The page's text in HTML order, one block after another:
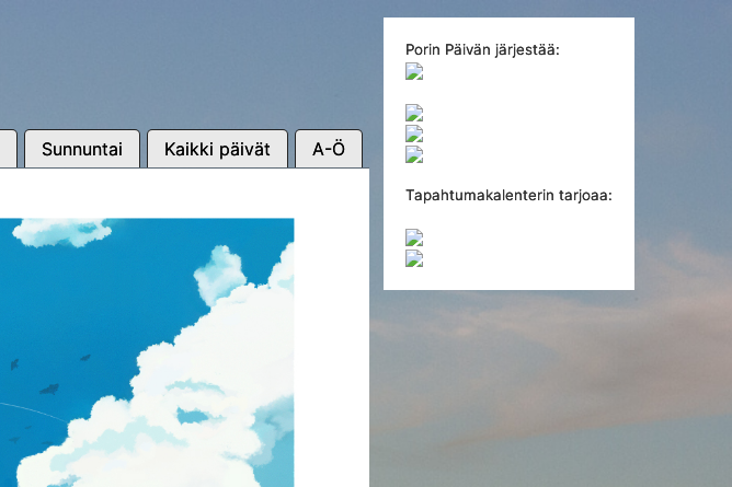
Sunnuntai Kaikki päivät A-Ö
Porin Päivän järjestää:
Tapahtumakalenterin tarjoaa: